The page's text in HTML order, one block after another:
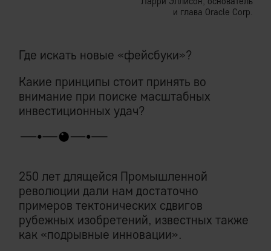
и глава Oracle Corp.
Где искать новые «фейсбуки»?
Какие принципы стоит принять во
внимание при поиске масштабных
инвестиционных удач?
250 лет длящейся Промышленной
революции дали нам достаточно
примеров тектонических сдвигов
рубежных изобретений, известных также
как «подрывные инновации».